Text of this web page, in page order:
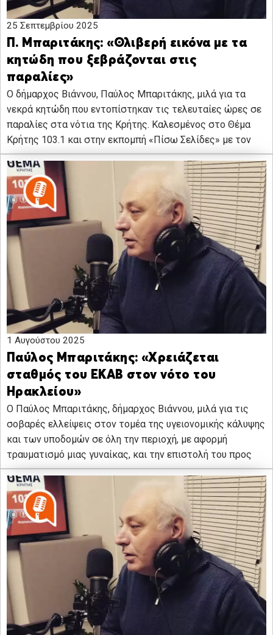
25 Σεπτεμβρίου 2025
Π. Μπαριτάκης: «Θλιβερή εικόνα με τα
κητώδη που ξεβράζονται στις
παραλίες»
Ο δήμαρχος Βιάννου, Παύλος Μπαριτάκης, μιλά για τα
νεκρά κητώδη που εντοπίστηκαν τις τελευταίες ώρες σε
παραλίες στα νότια της Κρήτης. Καλεσμένος στο Θέμα
Κρήτης 103.1 και στην εκπομπή «Πίσω Σελίδες» με τον
1 Αυγούστου 2025
Παύλος Μπαριτάκης: «Χρειάζεται
σταθμός του ΕΚΑΒ στον νότο του
Ηρακλείου»
Ο Παύλος Μπαριτάκης, δήμαρχος Βιάννου, μιλά για τις
σοβαρές ελλείψεις στον τομέα της υγειονομικής κάλυψης
και των υποδομών σε όλη την περιοχή, με αφορμή
τραυματισμό μιας γυναίκας, και την επιστολή του προς